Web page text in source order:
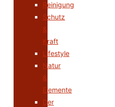
Reinigung
Schutz
&
Kraft
Lifestyle
Natur
&
Elemente
Der